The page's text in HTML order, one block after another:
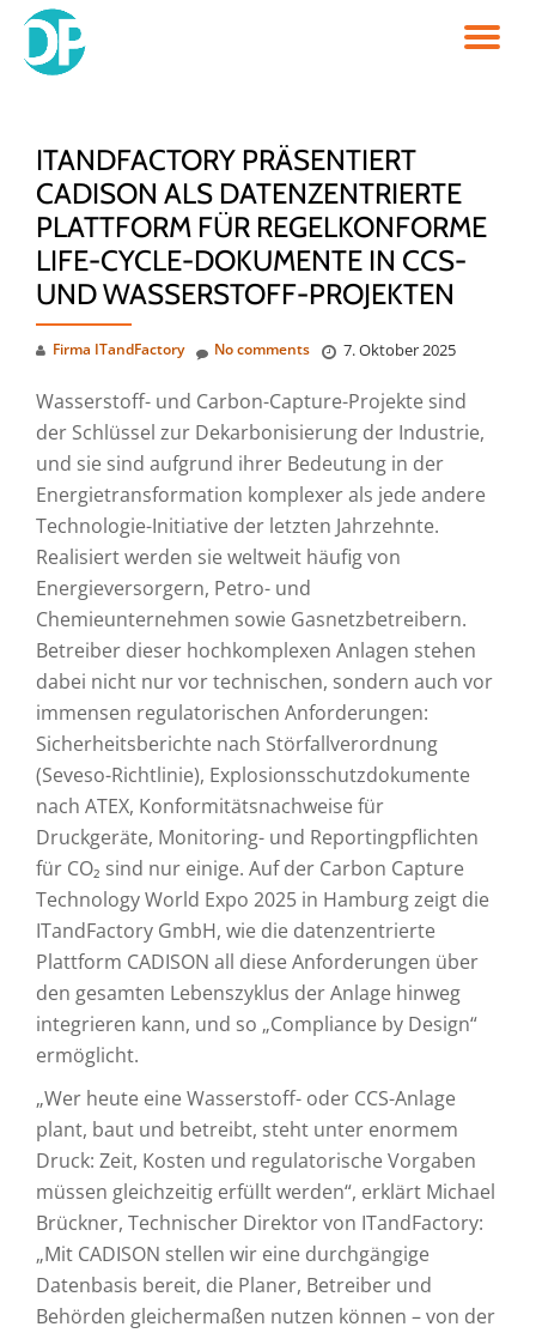
Skip
ITANDFACTORY PRÄSENTIERT
CADISON ALS DATENZENTRIERTE
PLATTFORM FÜR REGELKONFORME
LIFE-CYCLE-DOKUMENTE IN CCS-
UND WASSERSTOFF-PROJEKTEN
Firma ITandFactory 7. Oktober 2025
No comments
Wasserstoff- und Carbon-Capture-Projekte sind
der Schlüssel zur Dekarbonisierung der Industrie,
und sie sind aufgrund ihrer Bedeutung in der
Energietransformation komplexer als jede andere
Technologie-Initiative der letzten Jahrzehnte.
Realisiert werden sie weltweit häufig von
Energieversorgern, Petro- und
Chemieunternehmen sowie Gasnetzbetreibern.
Betreiber dieser hochkomplexen Anlagen stehen
dabei nicht nur vor technischen, sondern auch vor
immensen regulatorischen Anforderungen:
Sicherheitsberichte nach Störfallverordnung
(Seveso-Richtlinie), Explosionsschutzdokumente
nach ATEX, Konformitätsnachweise für
Druckgeräte, Monitoring- und Reportingpflichten
für CO₂ sind nur einige. Auf der Carbon Capture
Technology World Expo 2025 in Hamburg zeigt die
ITandFactory GmbH, wie die daten­zentrierte
Plattform CADISON all diese Anforderungen über
den gesamten Lebenszyklus der Anlage hinweg
integrieren kann, und so „Compliance by Design“
ermöglicht.
„Wer heute eine Wasserstoff- oder CCS-Anlage
plant, baut und betreibt, steht unter enormem
Druck: Zeit, Kosten und regulatorische Vorgaben
müssen gleichzeitig erfüllt werden“, erklärt Michael
Brückner, Technischer Direktor von ITandFactory:
„Mit CADISON stellen wir eine durchgängige
Datenbasis bereit, die Planer, Betreiber und
Behörden gleichermaßen nutzen können – von der